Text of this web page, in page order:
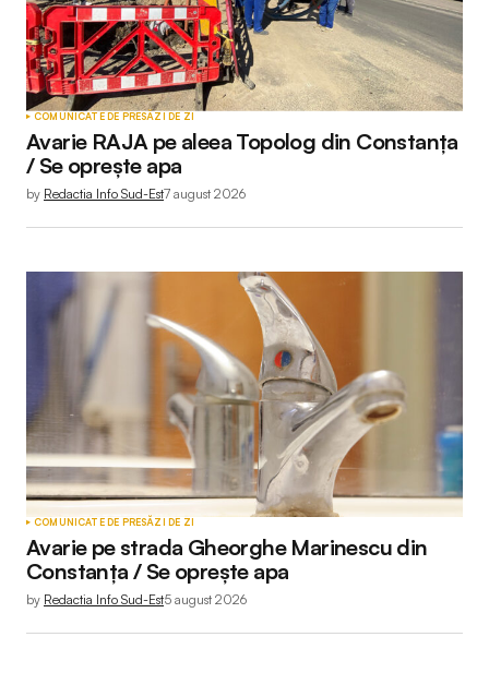
COMUNICATE DE PRESĂZI DE ZI
Avarie RAJA pe aleea Topolog din Constanța
/ Se oprește apa
by Redactia Info Sud-Est7 august 2026
COMUNICATE DE PRESĂZI DE ZI
Avarie pe strada Gheorghe Marinescu din
Constanța / Se oprește apa
by Redactia Info Sud-Est5 august 2026